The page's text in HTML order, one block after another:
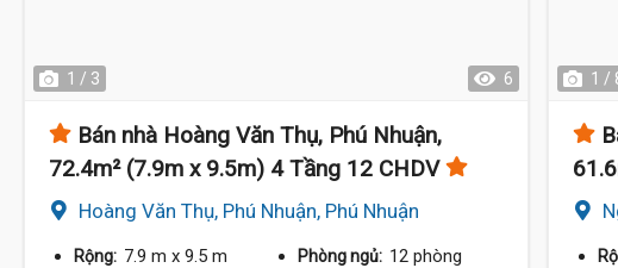
1 / 3 6
Bán nhà Hoàng Văn Thụ, Phú Nhuận,
72.4m² (7.9m x 9.5m) 4 Tầng 12 CHDV
Hoàng Văn Thụ, Phú Nhuận, Phú Nhuận
Rộng: 7.9 m x 9.5 m Phòng ngủ: 12 phòng
1 /